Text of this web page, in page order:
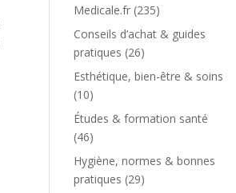
Medicale.fr (235)
Conseils d’achat & guides
pratiques (26)
Esthétique, bien-être & soins
(10)
Études & formation santé
(46)
Hygiène, normes & bonnes
pratiques (29)